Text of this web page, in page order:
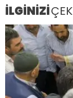
İLGİNİZİ